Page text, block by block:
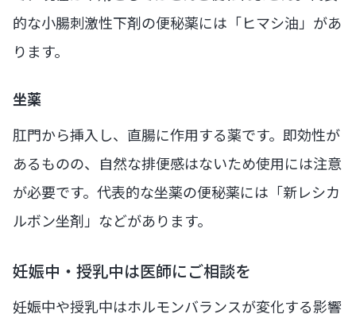
的な小腸刺激性下剤の便秘薬には「ヒマシ油」があ
ります。
坐薬
肛門から挿入し、直腸に作用する薬です。即効性が
あるものの、自然な排便感はないため使用には注意
が必要です。代表的な坐薬の便秘薬には「新レシカ
ルボン坐剤」などがあります。
妊娠中・授乳中は医師にご相談を
妊娠中や授乳中はホルモンバランスが変化する影響